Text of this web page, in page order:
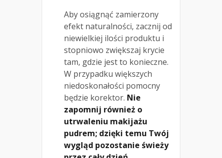
Aby osiągnąć zamierzony
efekt naturalności, zacznij od
niewielkiej ilości produktu i
stopniowo zwiększaj krycie
tam, gdzie jest to konieczne.
W przypadku większych
niedoskonałości pomocny
będzie korektor. Nie
zapomnij również o
utrwaleniu makijażu
pudrem; dzięki temu Twój
wygląd pozostanie świeży